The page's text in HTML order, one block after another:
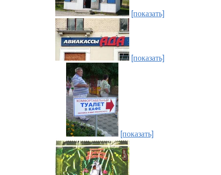
[показать]
[показать]
[показать]